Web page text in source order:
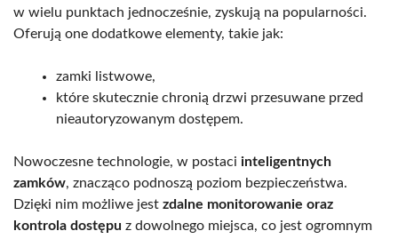
w wielu punktach jednocześnie, zyskują na popularności.
Oferują one dodatkowe elementy, takie jak:
zamki listwowe,
które skutecznie chronią drzwi przesuwane przed
nieautoryzowanym dostępem.
Nowoczesne technologie, w postaci inteligentnych
zamków, znacząco podnoszą poziom bezpieczeństwa.
Dzięki nim możliwe jest zdalne monitorowanie oraz
kontrola dostępu z dowolnego miejsca, co jest ogromnym